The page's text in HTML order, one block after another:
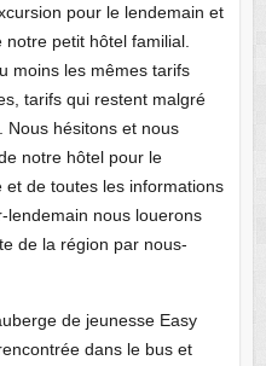
pour le lendemain et
petit hôtel familial.
moins les mêmes tarifs
tarifs qui restent malgré
Nous hésitons et nous
notre hôtel pour le
de toutes les informations
lendemain nous louerons
de la région par nous-
de jeunesse Easy
dans le bus et